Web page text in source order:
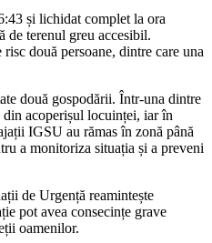
și lichidat complet la ora
de terenul greu accesibil.
două persoane, dintre care una
două gospodării. Într-una dintre
acoperișul locuinței, iar în
IGSU au rămas în zonă până
a monitoriza situația și a preveni
de Urgență reamintește
pot avea consecințe grave
oamenilor.